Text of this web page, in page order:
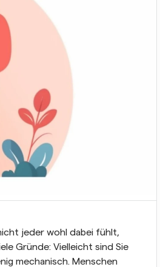
jeder wohl dabei fühlt,
Gründe: Vielleicht sind Sie
mechanisch. Menschen